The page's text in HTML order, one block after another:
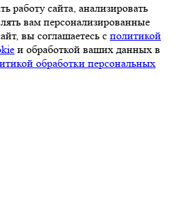
работу сайта, анализировать
вам персонализированные
вы соглашаетесь с политикой
и обработкой ваших данных в
обработки персональных